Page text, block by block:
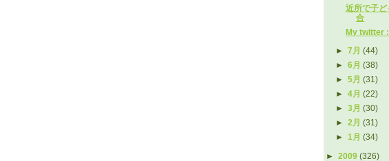
近所で子
合
My twitter
►7月(44)
►6月(38)
►5月(31)
►4月(22)
►3月(30)
►2月(31)
►1月(34)
► 2009 (326)